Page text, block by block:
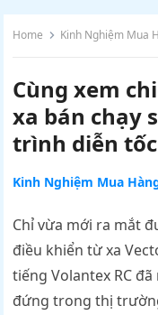
Home Kinh Nghiệm Mua
Cùng xem
xa bán chạy
trình diễn
Kinh Nghiệm Mua
Chỉ vừa mới ra mắt
điều khiển từ xa
tiếng Volantex RC
đứng trong thị